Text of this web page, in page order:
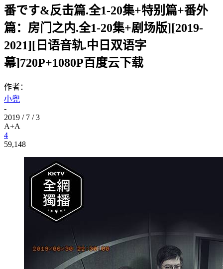
番です&反击篇.全1-20集+特别篇+番外
篇：房门之内.全1-20集+剧场版][2019-
2021][日语音轨.中日双语字
幕]720P+1080P百度云下载
作者：
小兜
-
2019 / 7 / 3
A+A
4
59,148